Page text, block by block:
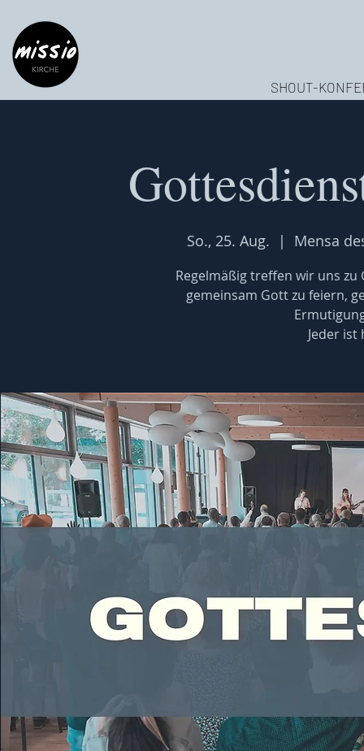
SHOUT-
So., 25. Aug.
  |
Mensa
Regelmäßig treffen wir uns
gemeinsam Gott zu feiern,
Jeder